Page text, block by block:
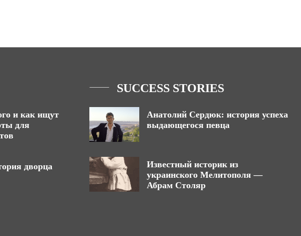
и как ищут
для
дворца
SUCCESS STORIES
Анатолий Сердюк: история успеха
выдающегося певца
Известный историк из
украинского Мелитополя —
Абрам Столяр